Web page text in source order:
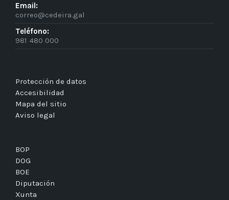
Email:
correo@cedeira.gal
Teléfono:
981 480 000
Protección de datos
Accesibilidad
Mapa del sitio
Aviso legal
BOP
DOG
BOE
Diputación
Xunta